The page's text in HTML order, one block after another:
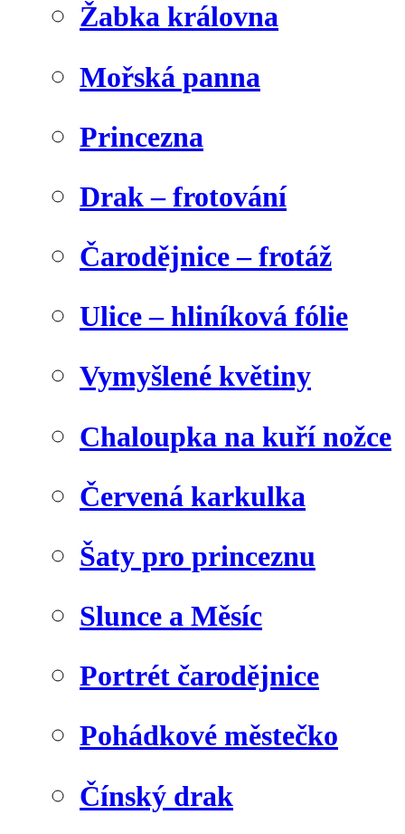
Žabka královna
Mořská panna
Princezna
Drak – frotování
Čarodějnice – frotáž
Ulice – hliníková fólie
Vymyšlené květiny
Chaloupka na kuří nožce
Červená karkulka
Šaty pro princeznu
Slunce a Měsíc
Portrét čarodějnice
Pohádkové městečko
Čínský drak